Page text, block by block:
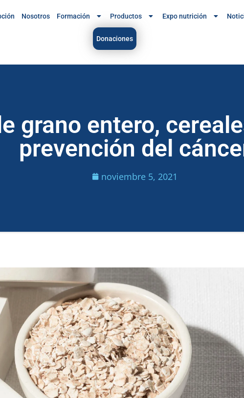
Nosotros Formación Productos Expo nutrición
Donaciones
grano entero,
prevención del
noviembre 5, 2021